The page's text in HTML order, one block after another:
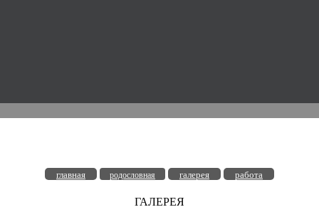
главная родословная галерея работа
ГАЛЕРЕЯ